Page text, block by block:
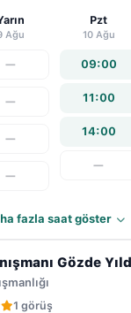
Ağu
—
—
—
—
Pzt
10 Ağu
09:00
11:00
14:00
—
fazla saat göster
Gözde
1 görüş